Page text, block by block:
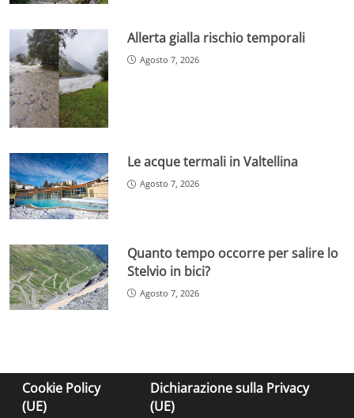
Allerta gialla rischio temporali
Agosto 7, 2026
Le acque termali in Valtellina
Agosto 7, 2026
Quanto tempo occorre per salire lo
Stelvio in bici?
Agosto 7, 2026
Cookie Policy
(UE)
Dichiarazione sulla Privacy
(UE)